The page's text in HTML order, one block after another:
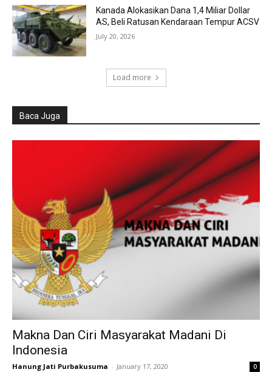
Kanada Alokasikan Dana 1,4 Miliar Dollar
AS, Beli Ratusan Kendaraan Tempur ACSV
July 20, 2026
Load more
Baca Juga
Makna Dan Ciri Masyarakat Madani Di
Indonesia
Hanung Jati Purbakusuma - January 17, 2020 0